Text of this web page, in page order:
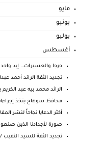
مايو
يونيو
يوليو
أغسطس
جرجا والعسيرات… إيد
تجديد الثقة الرائد أحمد
الرائد محمد بيه عبد
محافظ سوهاج يتخذ
أكثر الدعايا نجاحاً لنشر
صورة لأجدادنا الذين
تجديد الثقة للسيد